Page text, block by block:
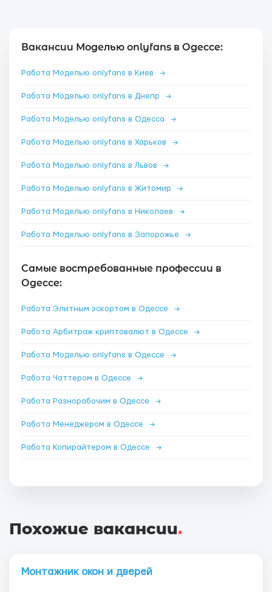
Вакансии Моделью onlyfans в Одессе:
Работа Моделью onlyfans в Киев →
Работа Моделью onlyfans в Днепр →
Работа Моделью onlyfans в Одесса →
Работа Моделью onlyfans в Харьков →
Работа Моделью onlyfans в Львов →
Работа Моделью onlyfans в Житомир →
Работа Моделью onlyfans в Николаев →
Работа Моделью onlyfans в Запорожье →
Самые востребованные профессии в
Одессе:
Работа Элитным эскортом в Одессе →
Работа Арбитраж криптовалют в Одессе →
Работа Моделью onlyfans в Одессе →
Работа Чаттером в Одессе →
Работа Разнорабочим в Одессе →
Работа Менеджером в Одессе →
Работа Копирайтером в Одессе →
Похожие вакансии.
Монтажник окон и дверей